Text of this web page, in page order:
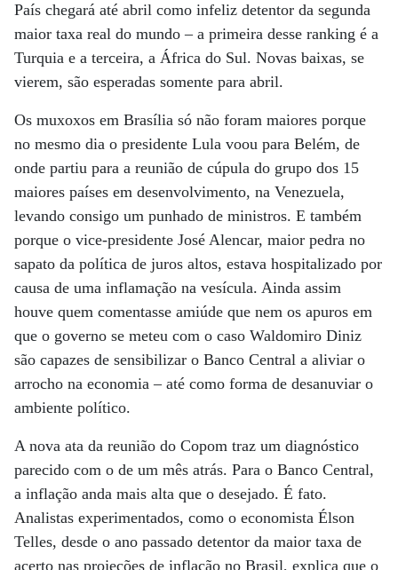
País chegará até abril como infeliz detentor da segunda
maior taxa real do mundo – a primeira desse ranking é a
Turquia e a terceira, a África do Sul. Novas baixas, se
vierem, são esperadas somente para abril.
Os muxoxos em Brasília só não foram maiores porque
no mesmo dia o presidente Lula voou para Belém, de
onde partiu para a reunião de cúpula do grupo dos 15
maiores países em desenvolvimento, na Venezuela,
levando consigo um punhado de ministros. E também
porque o vice-presidente José Alencar, maior pedra no
sapato da política de juros altos, estava hospitalizado por
causa de uma inflamação na vesícula. Ainda assim
houve quem comentasse amiúde que nem os apuros em
que o governo se meteu com o caso Waldomiro Diniz
são capazes de sensibilizar o Banco Central a aliviar o
arrocho na economia – até como forma de desanuviar o
ambiente político.
A nova ata da reunião do Copom traz um diagnóstico
parecido com o de um mês atrás. Para o Banco Central,
a inflação anda mais alta que o desejado. É fato.
Analistas experimentados, como o economista Élson
Telles, desde o ano passado detentor da maior taxa de
acerto nas projeções de inflação no Brasil, explica que o